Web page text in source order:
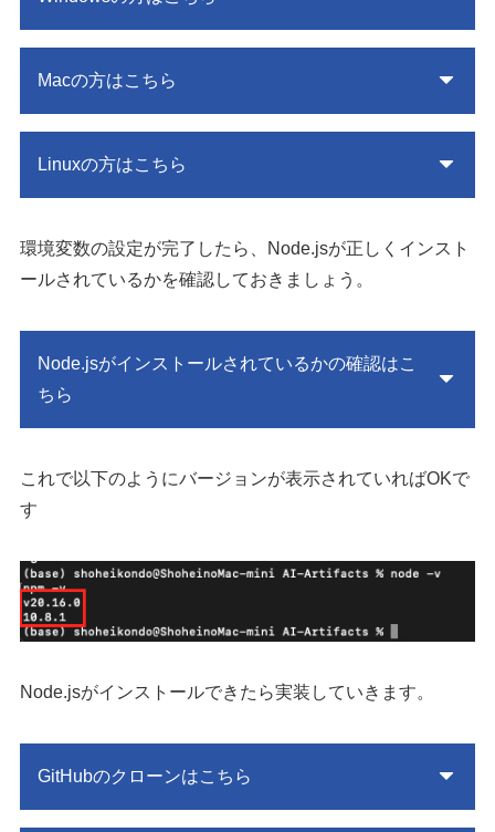
Macの方はこちら
Linuxの方はこちら
環境変数の設定が完了したら、Node.jsが正しくインスト
ールされているかを確認しておきましょう。
Node.jsがインストールされているかの確認はこ
ちら
これで以下のようにバージョンが表示されていればOKで
す
Node.jsがインストールできたら実装していきます。
GitHubのクローンはこちら